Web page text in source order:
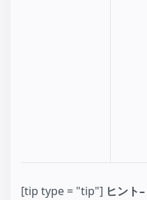
[tip type = "tip"] ヒント–